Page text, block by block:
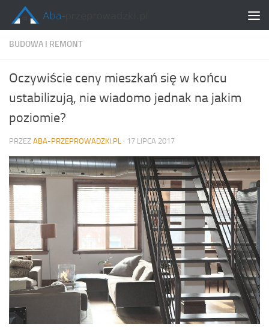
Skip to content
BUDOWA I REMONT
Oczywiście ceny mieszkań się w końcu
ustabilizują, nie wiadomo jednak na jakim
poziomie?
PRZEZ ABA-PRZEPROWADZKI.PL · 17 LIPCA 2017